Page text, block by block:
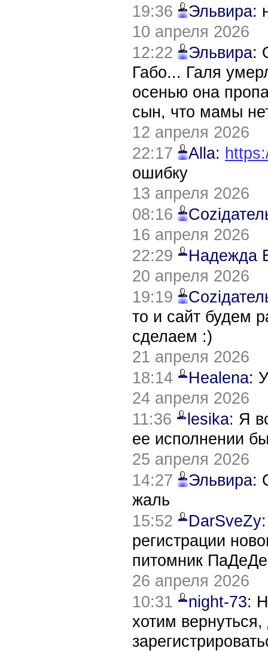
19:36
Эльвира:
10 апреля 2026
12:22
Эльвира:
Габо... Галя
осенью она
сын, что мамы
12 апреля 2026
22:17
Alla:
ошибку
13 апреля 2026
08:16
16 апреля 2026
22:29
Надежда
20 апреля 2026
19:19
то и сайт будем
сделаем :)
21 апреля 2026
18:14
Healena:
24 апреля 2026
11:36
lesika: Я
ее исполнении
25 апреля 2026
14:27
Эльвира:
жаль
15:52
DarSveZy
регистрации
питомник
26 апреля 2026
10:31
night-73:
хотим